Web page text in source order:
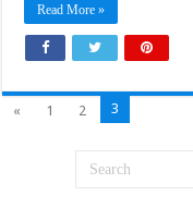
Read More »
« 1 2 3